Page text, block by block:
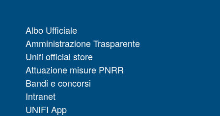
Albo Ufficiale
Amministrazione Trasparente
Unifi official store
Attuazione misure PNRR
Bandi e concorsi
Intranet
UNIFI App